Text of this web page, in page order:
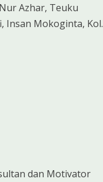
Azhar, Teuku
Insan Mokoginta, Kol.
dan Motivator